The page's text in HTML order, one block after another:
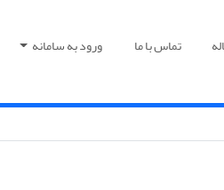
تماس با ما ورود به سامانه